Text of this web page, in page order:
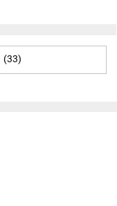
(33)